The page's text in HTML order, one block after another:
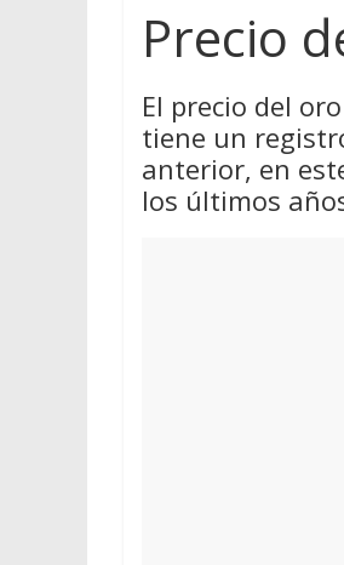
Precio
El precio del
tiene un
anterior, en
los últimos